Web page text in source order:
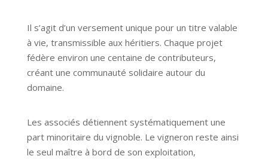
Il s’agit d’un versement unique pour un titre valable
à vie, transmissible aux héritiers. Chaque projet
fédère environ une centaine de contributeurs,
créant une communauté solidaire autour du
domaine.
Les associés détiennent systématiquement une
part minoritaire du vignoble. Le vigneron reste ainsi
le seul maître à bord de son exploitation,